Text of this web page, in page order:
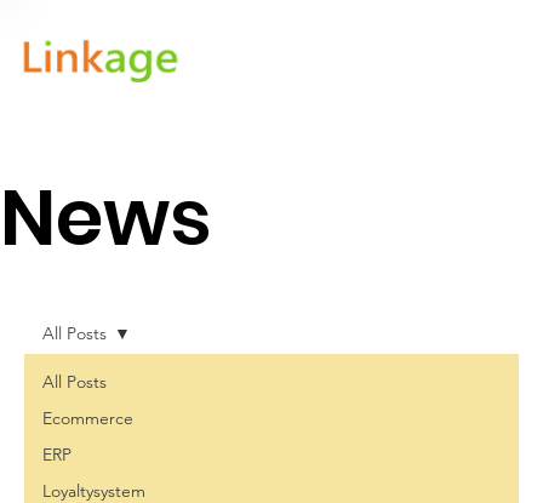
News
All Posts
Ecommerce
ERP
Loyaltysystem
All Posts